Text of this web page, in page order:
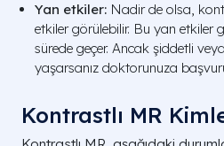
Yan etkiler: Nadir de olsa,
etkiler görülebilir. Bu yan etkiler
sürede geçer. Ancak şiddetli
yaşarsanız doktorunuza
Kontrastlı MR